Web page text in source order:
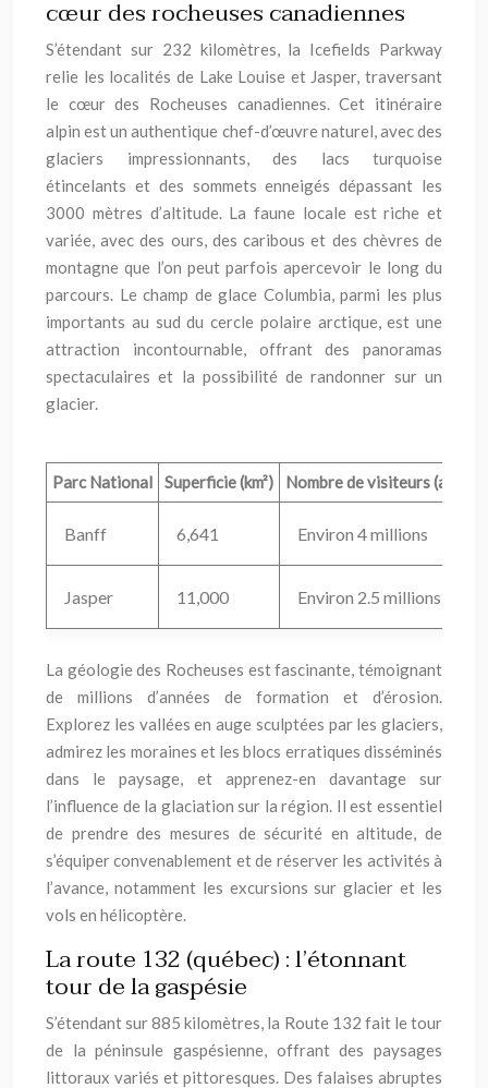
cœur des rocheuses canadiennes
S’étendant sur 232 kilomètres, la Icefields Parkway
relie les localités de Lake Louise et Jasper, traversant
le cœur des Rocheuses canadiennes. Cet itinéraire
alpin est un authentique chef-d’œuvre naturel, avec des
glaciers impressionnants, des lacs turquoise
étincelants et des sommets enneigés dépassant les
3000 mètres d’altitude. La faune locale est riche et
variée, avec des ours, des caribous et des chèvres de
montagne que l’on peut parfois apercevoir le long du
parcours. Le champ de glace Columbia, parmi les plus
importants au sud du cercle polaire arctique, est une
attraction incontournable, offrant des panoramas
spectaculaires et la possibilité de randonner sur un
glacier.
Parc National Superficie (km²) Nombre de visiteurs
Banff 6,641 Environ 4 millions
Jasper 11,000 Environ 2.5 millions
La géologie des Rocheuses est fascinante, témoignant
de millions d’années de formation et d’érosion.
Explorez les vallées en auge sculptées par les glaciers,
admirez les moraines et les blocs erratiques disséminés
dans le paysage, et apprenez-en davantage sur
l’influence de la glaciation sur la région. Il est essentiel
de prendre des mesures de sécurité en altitude, de
s’équiper convenablement et de réserver les activités à
l’avance, notamment les excursions sur glacier et les
vols en hélicoptère.
La route 132 (québec) : l’étonnant
tour de la gaspésie
S’étendant sur 885 kilomètres, la Route 132 fait le tour
de la péninsule gaspésienne, offrant des paysages
littoraux variés et pittoresques. Des falaises abruptes